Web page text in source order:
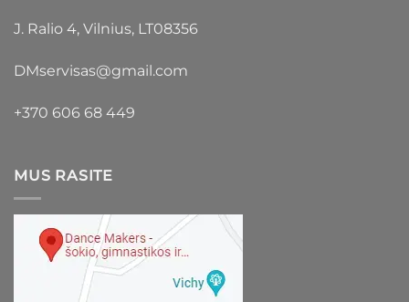
J. Ralio 4, Vilnius, LT08356
DMservisas@gmail.com
+370 606 68 449
MUS RASITE